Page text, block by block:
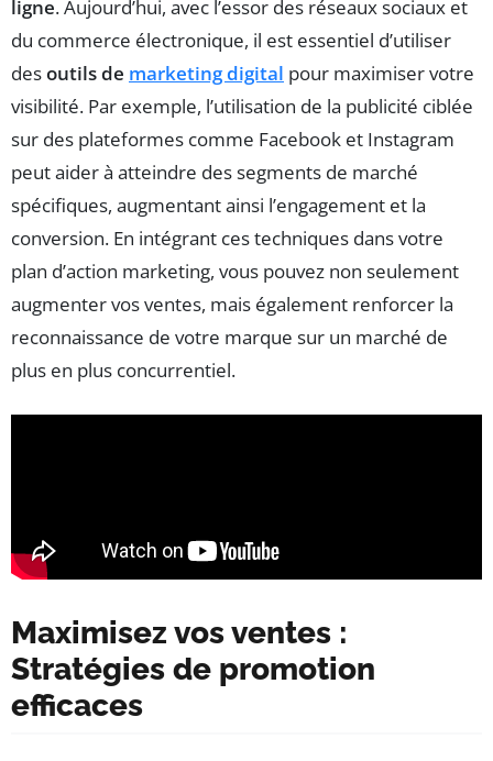
ligne. Aujourd’hui, avec l’essor des réseaux sociaux et
du commerce électronique, il est essentiel d’utiliser
desoutils de marketing digital pour maximiser votre
visibilité. Par exemple, l’utilisation de la publicité ciblée
sur des plateformes comme Facebook et Instagram
peut aider à atteindre des segments de marché
spécifiques, augmentant ainsi l’engagement et la
conversion. En intégrant ces techniques dans votre
plan d’action marketing, vous pouvez non seulement
augmenter vos ventes, mais également renforcer la
reconnaissance de votre marque sur un marché de
plus en plus concurrentiel.
Maximisez vos ventes :
Stratégies de promotion
efficaces